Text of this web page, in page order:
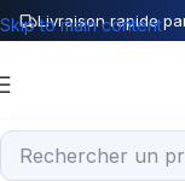
Livraison rapide
Skip to main content